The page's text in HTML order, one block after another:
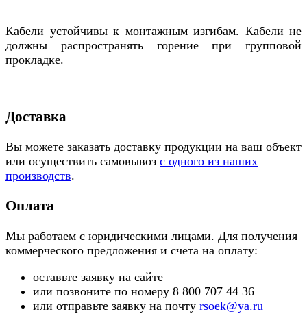
Кабели устойчивы к монтажным изгибам. Кабели не
должны распространять горение при групповой
прокладке.
Доставка
Вы можете заказать доставку продукции на ваш объект
или осуществить самовывоз с одного из наших
производств.
Оплата
Мы работаем с юридическими лицами. Для получения
коммерческого предложения и счета на оплату:
оставьте заявку на сайте
или позвоните по номеру 8 800 707 44 36
или отправьте заявку на почту rsoek@ya.ru